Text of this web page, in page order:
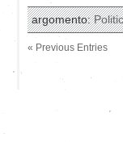
argomento:
« Previous Entries